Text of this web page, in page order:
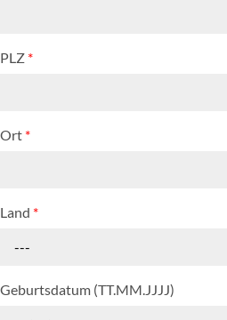
PLZ *
Ort *
Land *
---
Geburtsdatum (TT.MM.JJJJ)